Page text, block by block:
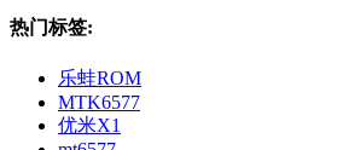
热门标签:
乐蛙ROM
MTK6577
优米X1